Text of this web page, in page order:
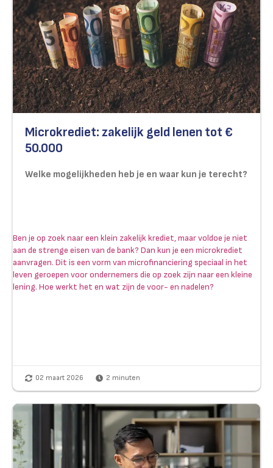
Microkrediet: zakelijk geld lenen tot €
50.000
Welke mogelijkheden heb je en waar kun je terecht?
Ben je op zoek naar een klein zakelijk krediet, maar voldoe je niet
aan de strenge eisen van de bank? Dan kun je een microkrediet
aanvragen. Dit is een vorm van microfinanciering speciaal in het
leven geroepen voor ondernemers die op zoek zijn naar een kleine
lening. Hoe werkt het en wat zijn de voor- en nadelen?
02 maart 2026 2 minuten